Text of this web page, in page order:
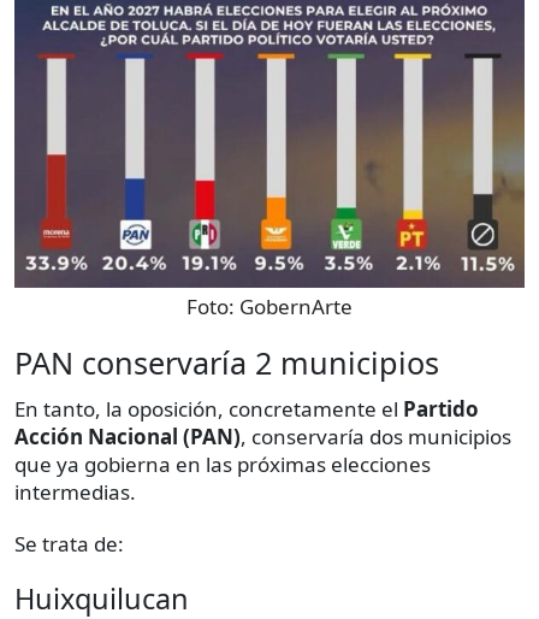
Foto: GobernArte
PAN conservaría 2 municipios
En tanto, la oposición, concretamente el Partido
Acción Nacional (PAN), conservaría dos municipios
que ya gobierna en las próximas elecciones
intermedias.
Se trata de:
Huixquilucan